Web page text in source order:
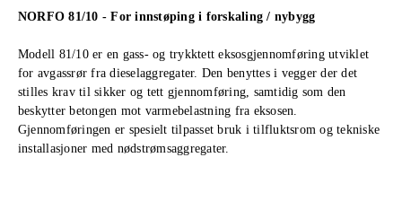
NORFO 81/10 - For innstøping i forskaling / nybygg
Modell 81/10 er en gass- og trykktett eksosgjennomføring utviklet
for avgassrør fra dieselaggregater. Den benyttes i vegger der det
stilles krav til sikker og tett gjennomføring, samtidig som den
beskytter betongen mot varmebelastning fra eksosen.
Gjennomføringen er spesielt tilpasset bruk i tilfluktsrom og tekniske
installasjoner med nødstrømsaggregater.